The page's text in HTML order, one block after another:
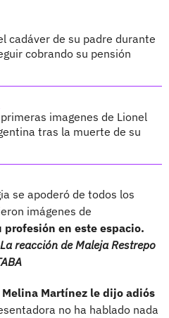
cadáver de su padre durante
cobrando su pensión
imagenes de Lionel
tras la muerte de su
se apoderó de todos los
imágenes de
en este espacio.
reacción de Maleja Restrepo
Melina Martínez le dijo adiós
no ha hablado nada